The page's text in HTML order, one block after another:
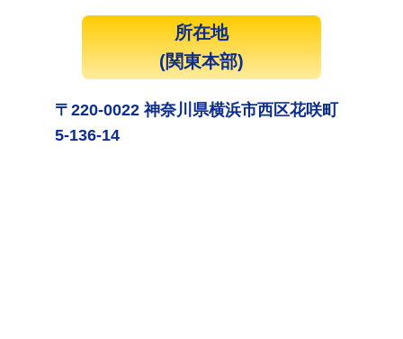
所在地
(関東本部)
〒220-0022 神奈川県横浜市西区花咲町
5-136-14